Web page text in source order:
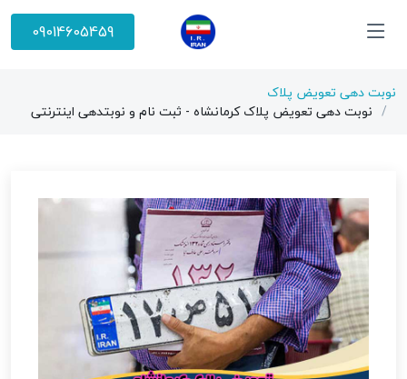
09014605459
نوبت دهی تعویض پلاک
نوبت دهی تعویض پلاک کرمانشاه - ثبت نام و نوبتدهی اینترنتی